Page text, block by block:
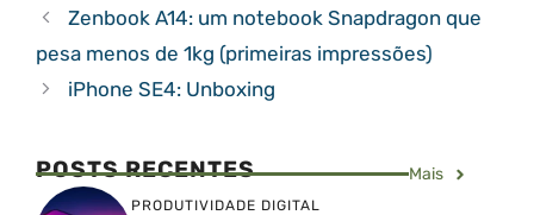
Zenbook A14: um notebook Snapdragon que
pesa menos de 1kg (primeiras impressões)
iPhone SE4: Unboxing
POSTS RECENTES Mais
PRODUTIVIDADE DIGITAL